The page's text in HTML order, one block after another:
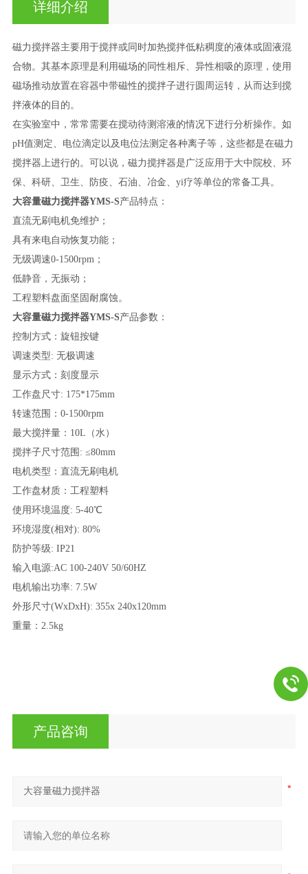
详细介绍
磁力搅拌器主要用于搅拌或同时加热搅拌低粘稠度的液体或固液混
合物。其基本原理是利用磁场的同性相斥、异性相吸的原理，使用
磁场推动放置在容器中带磁性的搅拌子进行圆周运转，从而达到搅
拌液体的目的。
在实验室中，常常需要在搅动待测溶液的情况下进行分析操作。如
pH值测定、电位滴定以及电位法测定各种离子等，这些都是在磁力
搅拌器上进行的。可以说，磁力搅拌器是广泛应用于大中院校、环
保、科研、卫生、防疫、石油、冶金、yi疗等单位的常备工具。
大容量磁力搅拌器YMS-S产品特点：
直流无刷电机免维护；
具有来电自动恢复功能；
无级调速0-1500rpm；
低静音，无振动；
工程塑料盘面坚固耐腐蚀。
大容量磁力搅拌器YMS-S产品参数：
控制方式：旋钮按键
调速类型: 无极调速
显示方式：刻度显示
工作盘尺寸: 175*175mm
转速范围：0-1500rpm
最大搅拌量：10L（水）
搅拌子尺寸范围: ≤80mm
电机类型：直流无刷电机
工作盘材质：工程塑料
使用环境温度: 5-40℃
环境湿度(相对): 80%
防护等级: IP21
输入电源:AC 100-240V 50/60HZ
电机输出功率: 7.5W
外形尺寸(WxDxH): 355x 240x120mm
重量：2.5kg
产品咨询